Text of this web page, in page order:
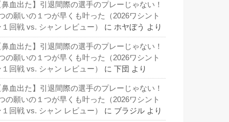
鼻血出た】引退間際の選手のプレーじゃない！
の願いの１つが早くも叶った（2026ワシント
１回戦 vs. シャン レビュー）
に ホヤぼう より
鼻血出た】引退間際の選手のプレーじゃない！
の願いの１つが早くも叶った（2026ワシント
１回戦 vs. シャン レビュー）
に 下団 より
鼻血出た】引退間際の選手のプレーじゃない！
の願いの１つが早くも叶った（2026ワシント
１回戦 vs. シャン レビュー）
に ブラジル より